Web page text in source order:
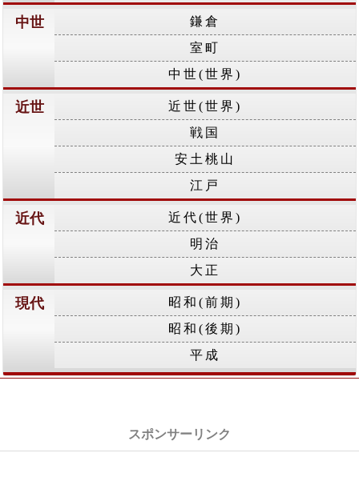
中世
鎌倉
室町
中世(世界)
近世
近世(世界)
戦国
安土桃山
江戸
近代
近代(世界)
明治
大正
現代
昭和(前期)
昭和(後期)
平成